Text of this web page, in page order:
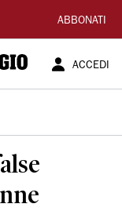
ABBONATI
ACCEDI